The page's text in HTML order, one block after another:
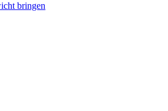
bringen